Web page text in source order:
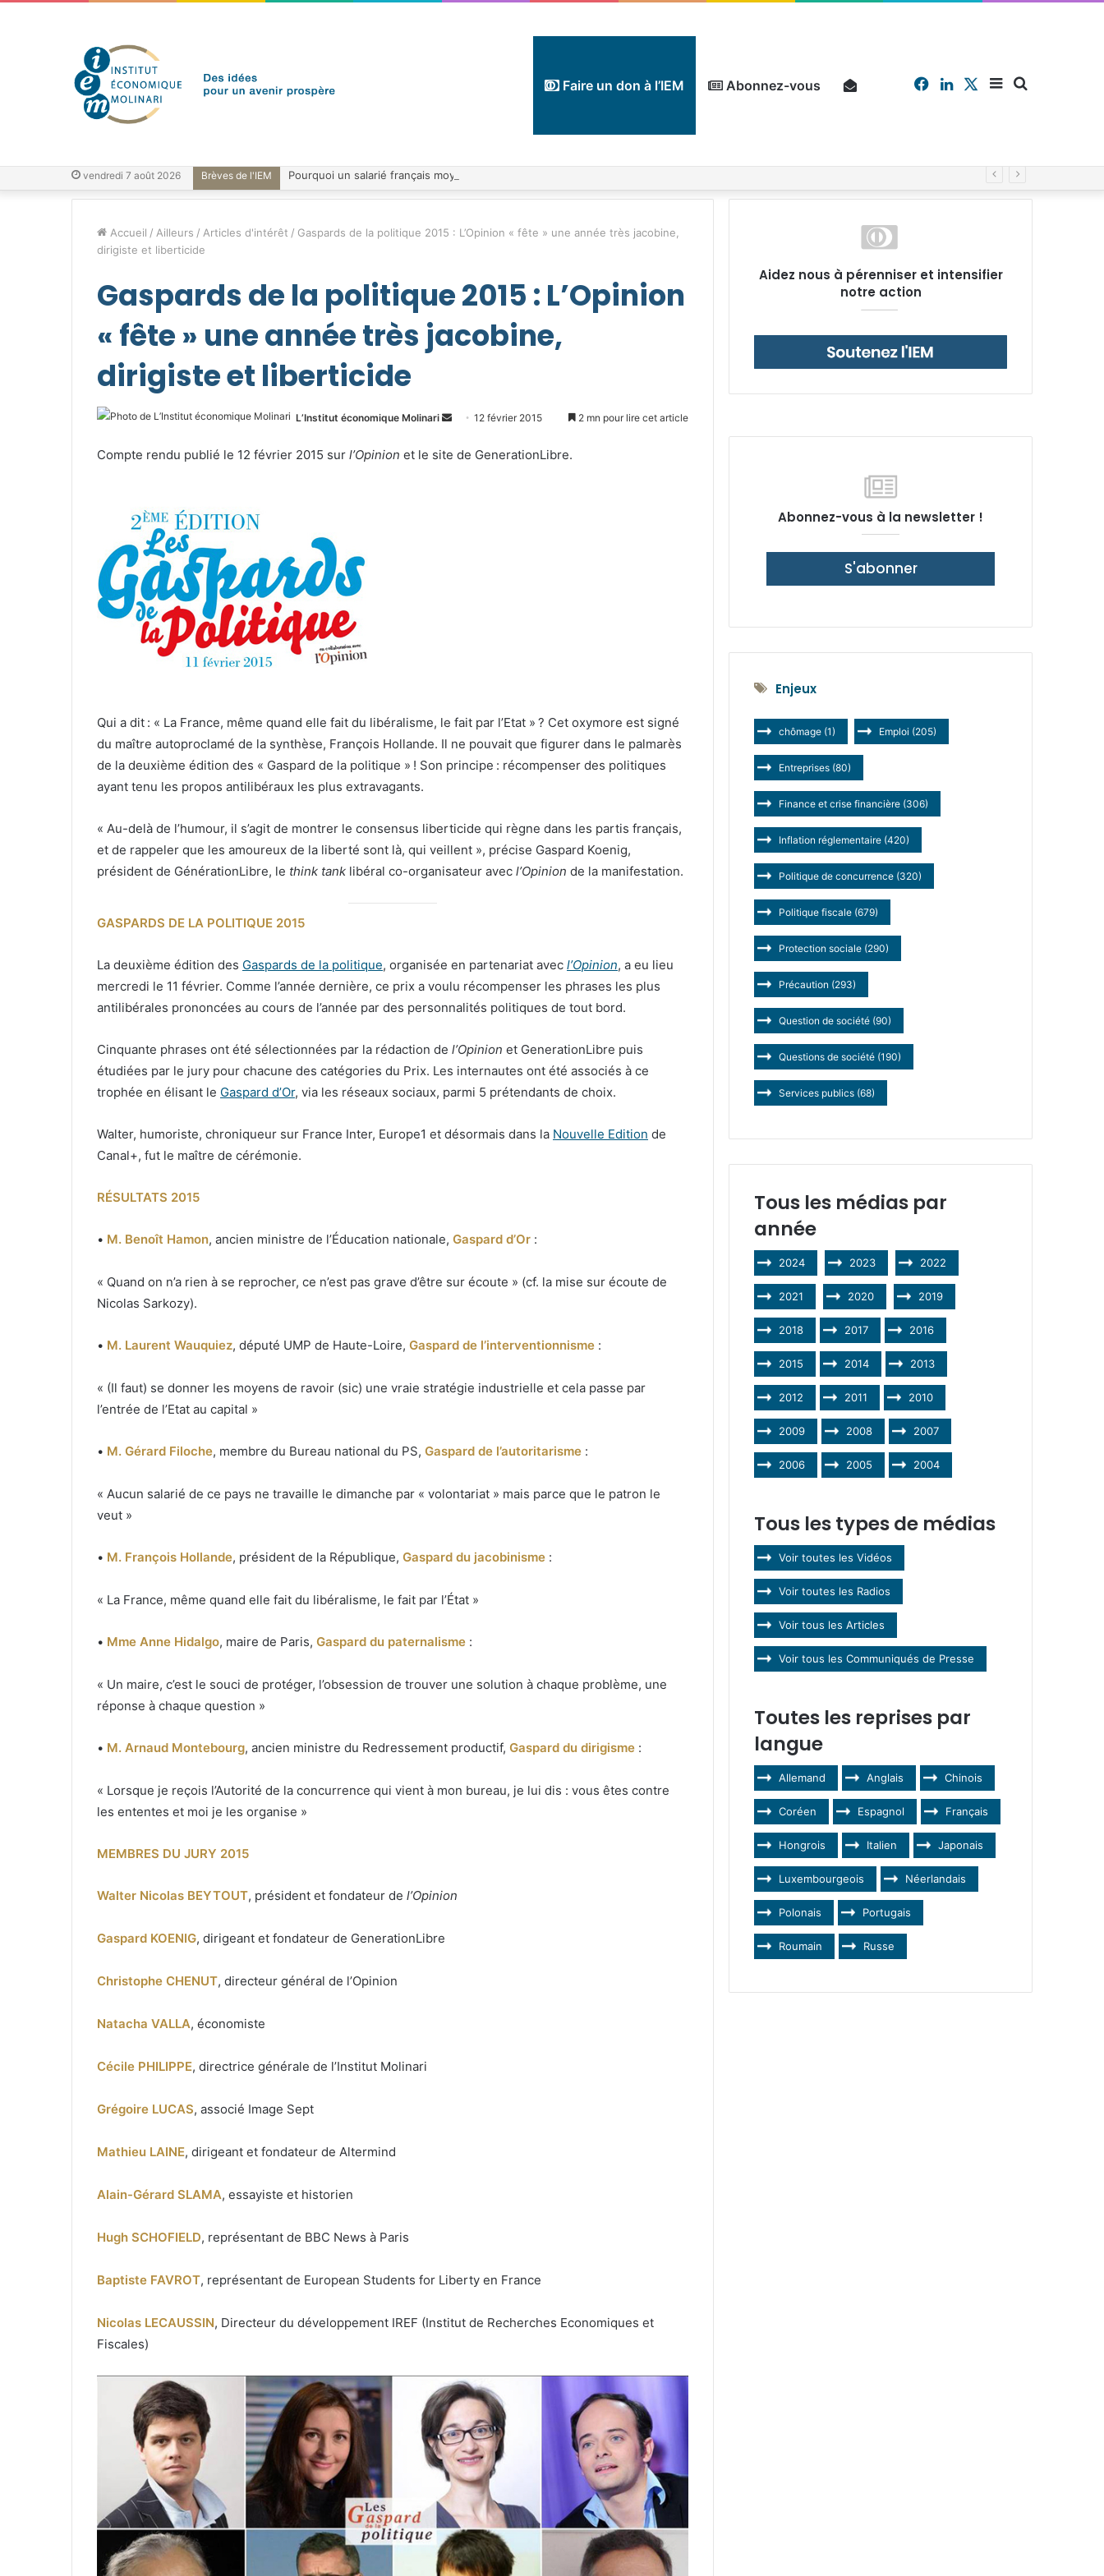
Faire un don à l’IEM Abonnez-vous Sidebar
X
Linkedin
Facebook
vendredi 7 août 2026 Brèves de l'IEM
Accueil / Ailleurs / Articles d'intérêt / Gaspards de la politique 2015 : L’Opinion « fête » une année très jacobine,
dirigiste et liberticide
Gaspards de la politique 2015 : L’Opinion
« fête » une année très jacobine,
dirigiste et liberticide
L’Institut économique Molinari
Envoyer
courriel
12 février 2015 2 mn pour lire cet article
Compte rendu publié le 12 février 2015 sur l’Opinion et le site de GenerationLibre.
Qui a dit : « La France, même quand elle fait du libéralisme, le fait par l’Etat » ? Cet oxymore est signé
du maître autoproclamé de la synthèse, François Hollande. Il ne pouvait que figurer dans le palmarès
de la deuxième édition des « Gaspard de la politique » ! Son principe : récompenser des politiques
ayant tenu les propos antilibéraux les plus extravagants.
« Au-delà de l’humour, il s’agit de montrer le consensus liberticide qui règne dans les partis français,
et de rappeler que les amoureux de la liberté sont là, qui veillent », précise Gaspard Koenig,
président de GénérationLibre, le think tank libéral co-organisateur avec l’Opinion de la manifestation.
GASPARDS DE LA POLITIQUE 2015
La deuxième édition des Gaspards de la politique, organisée en partenariat avec l’Opinion, a eu lieu
mercredi le 11 février. Comme l’année dernière, ce prix a voulu récompenser les phrases les plus
antilibérales prononcées au cours de l’année par des personnalités politiques de tout bord.
Cinquante phrases ont été sélectionnées par la rédaction de l’Opinion et GenerationLibre puis
étudiées par le jury pour chacune des catégories du Prix. Les internautes ont été associés à ce
trophée en élisant le Gaspard d’Or, via les réseaux sociaux, parmi 5 prétendants de choix.
Walter, humoriste, chroniqueur sur France Inter, Europe1 et désormais dans la Nouvelle Edition de
Canal+, fut le maître de cérémonie.
RÉSULTATS 2015
• M. Benoît Hamon, ancien ministre de l’Éducation nationale, Gaspard d’Or :
« Quand on n’a rien à se reprocher, ce n’est pas grave d’être sur écoute » (cf. la mise sur écoute de
Nicolas Sarkozy).
• M. Laurent Wauquiez, député UMP de Haute-Loire, Gaspard de l’interventionnisme :
« (Il faut) se donner les moyens de ravoir (sic) une vraie stratégie industrielle et cela passe par
l’entrée de l’Etat au capital »
• M. Gérard Filoche, membre du Bureau national du PS, Gaspard de l’autoritarisme :
« Aucun salarié de ce pays ne travaille le dimanche par « volontariat » mais parce que le patron le
veut »
• M. François Hollande, président de la République, Gaspard du jacobinisme :
« La France, même quand elle fait du libéralisme, le fait par l’État »
• Mme Anne Hidalgo, maire de Paris, Gaspard du paternalisme :
« Un maire, c’est le souci de protéger, l’obsession de trouver une solution à chaque problème, une
réponse à chaque question »
• M. Arnaud Montebourg, ancien ministre du Redressement productif, Gaspard du dirigisme :
« Lorsque je reçois l’Autorité de la concurrence qui vient à mon bureau, je lui dis : vous êtes contre
les ententes et moi je les organise »
MEMBRES DU JURY 2015
Walter Nicolas BEYTOUT, président et fondateur de l’Opinion
Gaspard KOENIG, dirigeant et fondateur de GenerationLibre
Christophe CHENUT, directeur général de l’Opinion
Natacha VALLA, économiste
Cécile PHILIPPE, directrice générale de l’Institut Molinari
Grégoire LUCAS, associé Image Sept
Mathieu LAINE, dirigeant et fondateur de Altermind
Alain-Gérard SLAMA, essayiste et historien
Hugh SCHOFIELD, représentant de BBC News à Paris
Baptiste FAVROT, représentant de European Students for Liberty en France
Nicolas LECAUSSIN, Directeur du développement IREF (Institut de Recherches Economiques et
Fiscales)
Aidez nous à pérenniser et intensifier
notre action
Abonnez-vous à la newsletter !
S'abonner
Enjeux
chômage (1) Emploi (205)
Entreprises (80)
Finance et crise financière (306)
Inflation réglementaire (420)
Politique de concurrence (320)
Politique fiscale (679)
Protection sociale (290)
Précaution (293)
Question de société (90)
Questions de société (190)
Services publics (68)
Tous les médias par
année
2024 2023 2022
2021 2020 2019
2018 2017 2016
2015 2014 2013
2012 2011 2010
2009 2008 2007
2006 2005 2004
Tous les types de médias
Voir toutes les Vidéos
Voir toutes les Radios
Voir tous les Articles
Voir tous les Communiqués de Presse
Toutes les reprises par
langue
Allemand Anglais Chinois
Coréen Espagnol Français
Hongrois Italien Japonais
Luxembourgeois Néerlandais
Polonais Portugais
Roumain Russe